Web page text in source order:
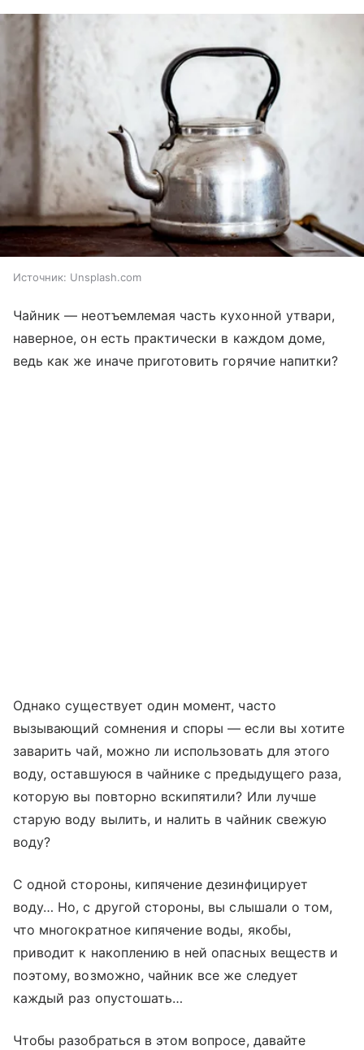
Источник: Unsplash.com
Чайник — неотъемлемая часть кухонной утвари,
наверное, он есть практически в каждом доме,
ведь как же иначе приготовить горячие напитки?
Однако существует один момент, часто
вызывающий сомнения и споры — если вы хотите
заварить чай, можно ли использовать для этого
воду, оставшуюся в чайнике с предыдущего раза,
которую вы повторно вскипятили? Или лучше
старую воду вылить, и налить в чайник свежую
воду?
С одной стороны, кипячение дезинфицирует
воду… Но, с другой стороны, вы слышали о том,
что многократное кипячение воды, якобы,
приводит к накоплению в ней опасных веществ и
поэтому, возможно, чайник все же следует
каждый раз опустошать…
Чтобы разобраться в этом вопросе, давайте